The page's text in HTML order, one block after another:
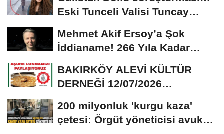
Eski Tunceli Valisi Tuncay
Mehmet Akif Ersoy’a Şok
İddianame! 266 Yıla Kadar
Hapis Talebi
BAKIRKÖY ALEVİ KÜLTÜR
DERNEĞİ 12/07/2026
DAVETİNE...
200 milyonluk 'kurgu kaza'
çetesi: Örgüt yöneticisi avukat